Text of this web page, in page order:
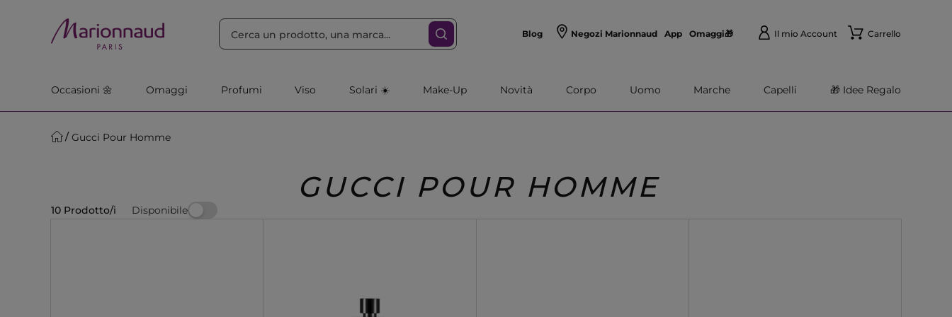
Blog Negozi Marionnaud App Omaggi🎁 Il mio Account Carrello
Occasioni 🌼 Omaggi Profumi Viso Solari ☀️ Make-Up Novità Corpo Uomo Marche Capelli 🎁 Idee Regalo
Gucci Pour Homme
GUCCI POUR HOMME
10 Prodotto/i Disponibile